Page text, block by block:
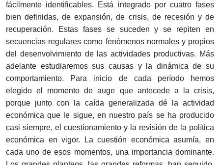
fácilmente identificables. Está integrado por cuatro fases
bien definidas, de expansión, de crisis, de recesión y de
recuperación. Estas fases se suceden y se repiten en
secuencias regulares como fenómenos normales y propios
del desenvolvimiento de las actividades productivas. Más
adelante estudiaremos sus causas y la dinámica de su
comportamiento. Para inicio de cada período hemos
elegido el momento de auge que antecede a la crisis,
porque junto con la caída generalizada dé la actividad
económica que le sigue, en nuestro país se ha producido
casi siempre, el cuestionamiento y la revisión de la política
económica en vigor. La cuestión económica asumía, en
cada uno de esos momentos, una importancia dominante.